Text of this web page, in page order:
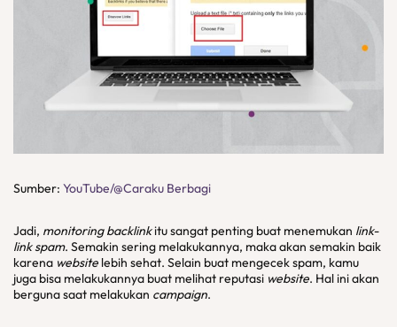
Sumber: YouTube/@Caraku Berbagi
Jadi, monitoring backlinkitu sangat penting buat menemukan link-
link spam. Semakin sering melakukannya, maka akan semakin baik
karena website lebih sehat. Selain buat mengecek spam, kamu
juga bisa melakukannya buat melihat reputasi website. Hal ini akan
berguna saat melakukan campaign.